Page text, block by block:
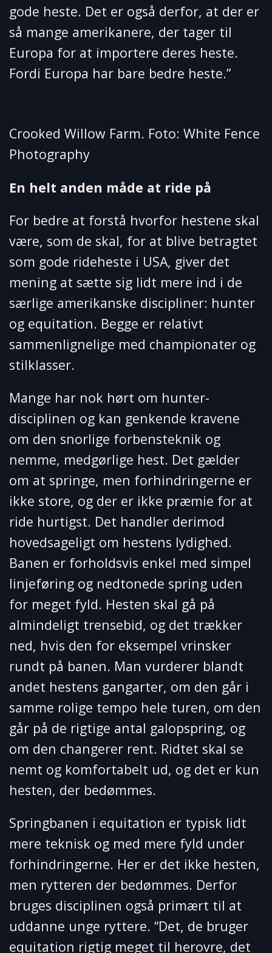
gode heste. Det er også derfor, at der er
så mange amerikanere, der tager til
Europa for at importere deres heste.
Fordi Europa har bare bedre heste.”
Crooked Willow Farm. Foto: White Fence
Photography
En helt anden måde at ride på
For bedre at forstå hvorfor hestene skal
være, som de skal, for at blive betragtet
som gode rideheste i USA, giver det
mening at sætte sig lidt mere ind i de
særlige amerikanske discipliner: hunter
og equitation. Begge er relativt
sammenlignelige med championater og
stilklasser.
Mange har nok hørt om hunter-
disciplinen og kan genkende kravene
om den snorlige forbensteknik og
nemme, medgørlige hest. Det gælder
om at springe, men forhindringerne er
ikke store, og der er ikke præmie for at
ride hurtigst. Det handler derimod
hovedsageligt om hestens lydighed.
Banen er forholdsvis enkel med simpel
linjeføring og nedtonede spring uden
for meget fyld. Hesten skal gå på
almindeligt trensebid, og det trækker
ned, hvis den for eksempel vrinsker
rundt på banen. Man vurderer blandt
andet hestens gangarter, om den går i
samme rolige tempo hele turen, om den
går på de rigtige antal galopspring, og
om den changerer rent. Ridtet skal se
nemt og komfortabelt ud, og det er kun
hesten, der bedømmes.
Springbanen i equitation er typisk lidt
mere teknisk og med mere fyld under
forhindringerne. Her er det ikke hesten,
men rytteren der bedømmes. Derfor
bruges disciplinen også primært til at
uddanne unge ryttere. “Det, de bruger
equitation rigtig meget til herovre, det